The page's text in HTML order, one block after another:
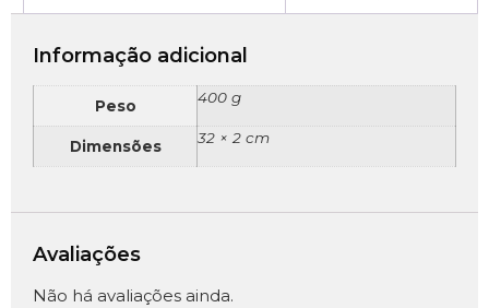
Informação adicional
Peso 400 g
Dimensões 32 × 2 cm
Avaliações
Não há avaliações ainda.